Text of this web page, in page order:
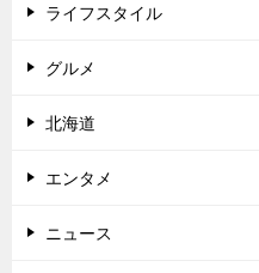
ライフスタイル
グルメ
北海道
エンタメ
ニュース